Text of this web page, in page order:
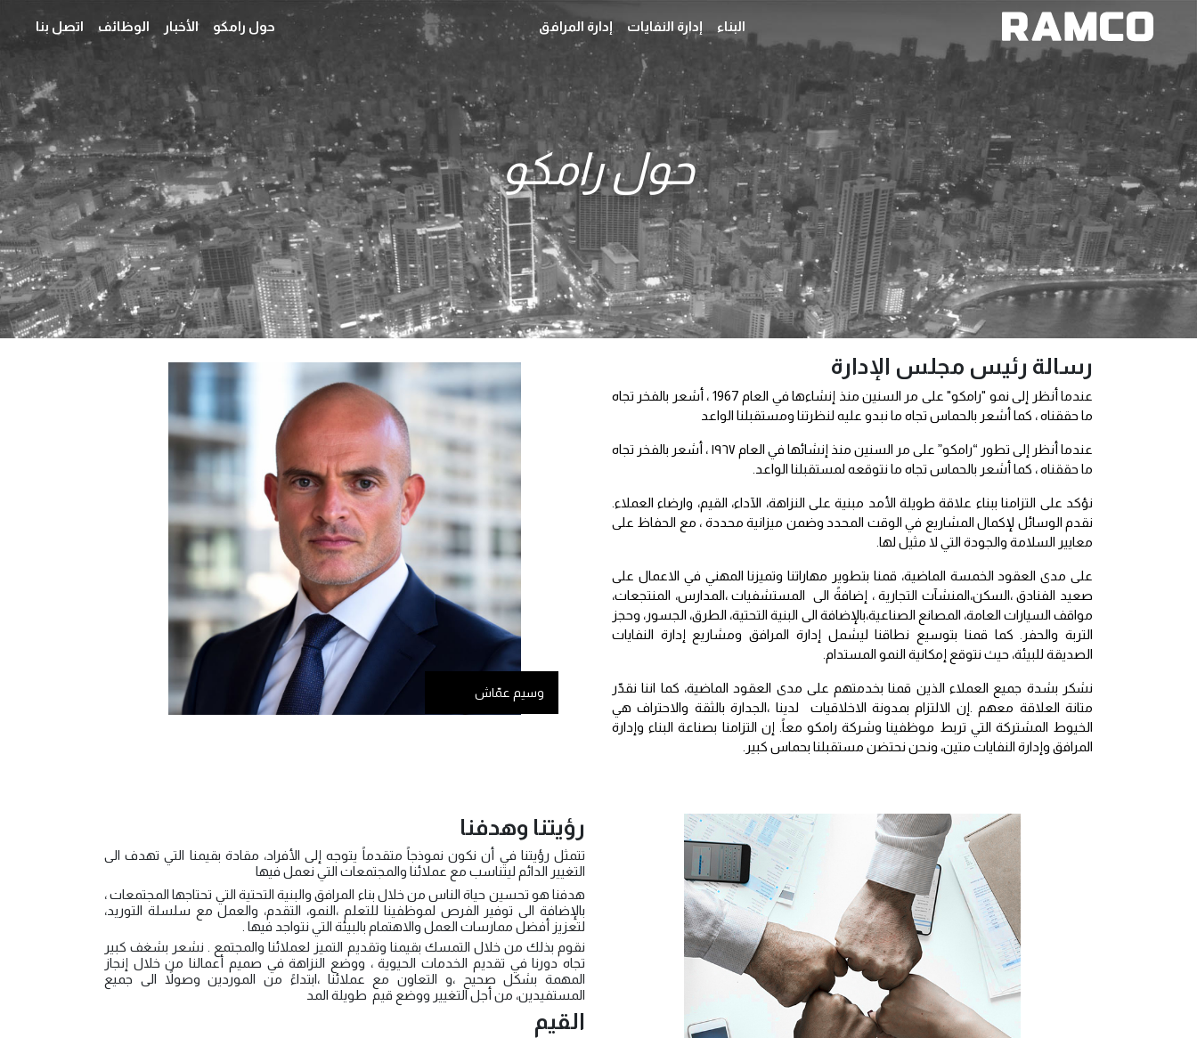
البناء إدارة النفايات إدارة المرافق حول رامكو الأخبار الوظائف اتصل بنا
حول رامكو
رسالة رئيس مجلس الإدارة
عندما أنظر إلى نمو "رامكو" على مر السنين منذ إنشاءها في العام 1967 ، أشعر بالفخر تجاه
ما حققناه ، كما أشعر بالحماس تجاه ما نبدو عليه لنظرتنا ومستقبلنا الواعد
عندما أنظر إلى تطور “رامكو” على مر السنين منذ إنشائها في العام ١٩٦٧ ، أشعر بالفخر تجاه
ما حققناه ، كما أشعر بالحماس تجاه ما نتوقعه لمستقبلنا الواعد.
نؤكد على التزامنا ببناء علاقة طويلة الأمد مبنية على النزاهة، الآداء، القيم، وارضاء العملاء.
نقدم الوسائل لإكمال المشاريع في الوقت المحدد وضمن ميزانية محددة ، مع الحفاظ على
معايير السلامة والجودة التي لا مثيل لها.
على مدى العقود الخمسة الماضية، قمنا بتطوير مهاراتنا وتميزنا المهني في الاعمال على
صعيد الفنادق ،السكن،المنشآت التجارية ، إضافةً الى المستشفيات ،المدارس، المنتجعات،
مواقف السيارات العامة، المصانع الصناعية،بالإضافة الى البنية التحتية، الطرق، الجسور، وحجز
التربة والحفر. كما قمنا بتوسيع نطاقنا ليشمل إدارة المرافق ومشاريع إدارة النفايات
الصديقة للبيئة، حيث نتوقع إمكانية النمو المستدام.
نشكر بشدة جميع العملاء الذين قمنا بخدمتهم على مدى العقود الماضية، كما اننا نقدّر
متانة العلاقة معهم .إن الالتزام بمدونة الاخلاقيات لدينا ،الجدارة بالثقة والاحتراف هي
الخيوط المشتركة التي تربط موظفينا وشركة رامكو معاً. إن التزامنا بصناعة البناء وإدارة
المرافق وإدارة النفايات متين، ونحن نحتضن مستقبلنا بحماس كبير.
وسيم عمّاش
رؤيتنا وهدفنا
تتمثل رؤيتنا في أن نكون نموذجاً متقدماً يتوجه إلى الأفراد، مقادة بقيمنا التي تهدف الى
التغيير الدائم ليتناسب مع عملائنا والمجتمعات التي نعمل فيها
هدفنا هو تحسين حياة الناس من خلال بناء المرافق والبنية التحتية التي تحتاجها المجتمعات ،
بالإضافة الى توفير الفرص لموظفينا للتعلم ،النمو، التقدم، والعمل مع سلسلة التوريد،
لتعزيز أفضل ممارسات العمل والاهتمام بالبيئة التي نتواجد فيها .
نقوم بذلك من خلال التمسك بقيمنا وتقديم التميز لعملائنا والمجتمع . نشعر بشغف كبير
تجاه دورنا في تقديم الخدمات الحيوية ، ووضع النزاهة في صميم أعمالنا من خلال إنجاز
المهمة بشكل صحيح ،و التعاون مع عملائنا ،ابتداءً من الموردين وصولاً الى جميع
المستفيدين، من أجل التغيير ووضع قيم طويلة المد
القيم